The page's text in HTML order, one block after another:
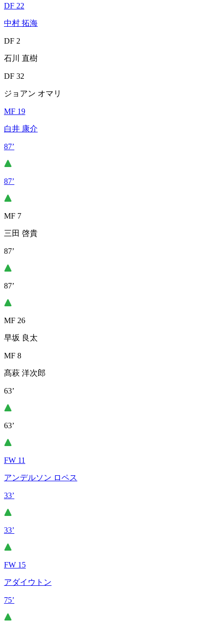
DF 22
中村 拓海
DF 2
石川 直樹
DF 32
ジョアン オマリ
MF 19
白井 康介
87’
87’
MF 7
三田 啓貴
87’
87’
MF 26
早坂 良太
MF 8
髙萩 洋次郎
63’
63’
FW 11
アンデルソン ロペス
33’
33’
FW 15
アダイウトン
75’